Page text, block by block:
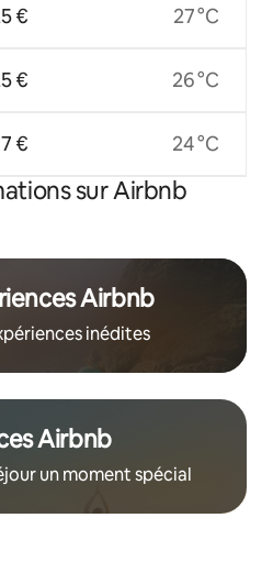
€
€
€
27 °C
26 °C
24 °C
sur Airbnb
Airbnb
inédites
Airbnb
un moment spécial